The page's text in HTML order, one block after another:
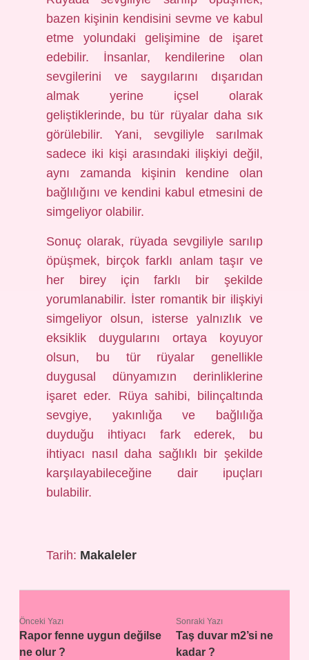
bazen kişinin kendisini sevme ve kabul
etme yolundaki gelişimine de işaret
edebilir. İnsanlar, kendilerine olan
sevgilerini ve saygılarını dışarıdan
almak yerine içsel olarak
geliştiklerinde, bu tür rüyalar daha sık
görülebilir. Yani, sevgiliyle sarılmak
sadece iki kişi arasındaki ilişkiyi değil,
aynı zamanda kişinin kendine olan
bağlılığını ve kendini kabul etmesini de
simgeliyor olabilir.
Sonuç olarak, rüyada sevgiliyle sarılıp
öpüşmek, birçok farklı anlam taşır ve
her birey için farklı bir şekilde
yorumlanabilir. İster romantik bir ilişkiyi
simgeliyor olsun, isterse yalnızlık ve
eksiklik duygularını ortaya koyuyor
olsun, bu tür rüyalar genellikle
duygusal dünyamızın derinliklerine
işaret eder. Rüya sahibi, bilinçaltında
sevgiye, yakınlığa ve bağlılığa
duyduğu ihtiyacı fark ederek, bu
ihtiyacı nasıl daha sağlıklı bir şekilde
karşılayabileceğine dair ipuçları
bulabilir.
Tarih: Makaleler
Önceki Yazı
Rapor fenne uygun değilse
ne olur ?
Sonraki Yazı
Taş duvar m2’si ne
kadar ?